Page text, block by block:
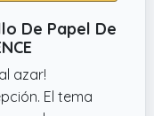
De Papel De
azar!
El tema